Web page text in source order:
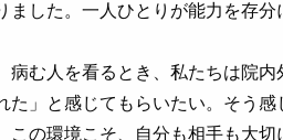
ました。一人ひとりが能力を存
病む人を看るとき、私たちは院
た」と感じてもらいたい。そう
この環境こそ、自分も相手も大切